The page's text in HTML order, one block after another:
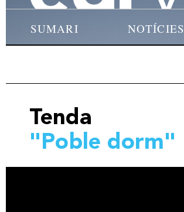
SUMARI NOTÍCIES
Tenda
"Poble dorm"